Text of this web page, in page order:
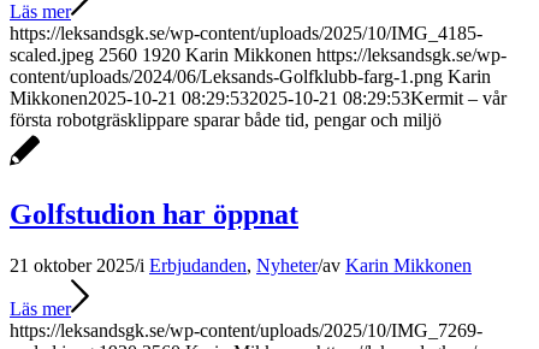
Läs mer
https://leksandsgk.se/wp-content/uploads/2025/10/IMG_4185-
scaled.jpeg 2560 1920 Karin Mikkonen https://leksandsgk.se/wp-
content/uploads/2024/06/Leksands-Golfklubb-farg-1.png Karin
Mikkonen2025-10-21 08:29:532025-10-21 08:29:53Kermit – vår
första robotgräsklippare sparar både tid, pengar och miljö
Golfstudion har öppnat
21 oktober 2025/i Erbjudanden, Nyheter/av Karin Mikkonen
Läs mer
https://leksandsgk.se/wp-content/uploads/2025/10/IMG_7269-